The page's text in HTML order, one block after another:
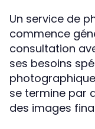
Un service de
commence
consultation
ses besoins
se termine par
des images